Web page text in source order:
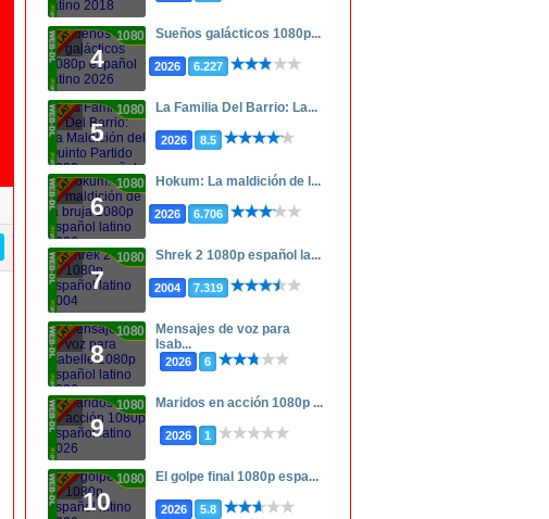
4
1080p Sueños galácticos 1080p...
2026 6.227
5
1080p La Familia Del Barrio: La...
2026 8.5
6
1080p Hokum: La maldición de l...
2026 6.706
7
1080p Shrek 2 1080p español la...
2004 7.319
8
1080p
Mensajes de voz para
Isab...
2026 6
9
1080p Maridos en acción 1080p ...
2026 1
10
1080p El golpe final 1080p espa...
2026 5.8